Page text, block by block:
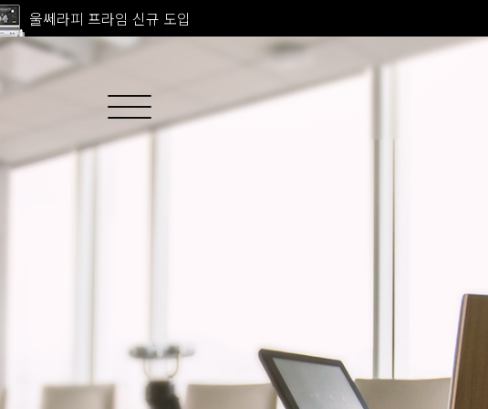
고압산소치료 신규 도입
전 지점 피부과 전문의 진료
울쎄라피 프라임 신규 도입